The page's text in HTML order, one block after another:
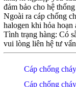
đảm bảo cho hệ
Ngoài ra cáp chống
halogen khi hỏa
Tình trạng hàng: Có
vui lòng liên hệ tư
Cáp chống
Cáp chống